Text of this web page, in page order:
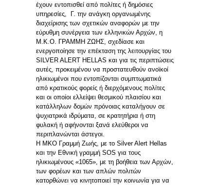
έχουν εντοπισθεί από πολίτες ή δημόσιες
υπηρεσίες, Γ. την ανάγκη οργανωμένης
διαχείρισης των σχετικών αναφορών με την
εύρυθμη συνέργεια των ελληνικών Αρχών, η
Μ.Κ.Ο. ΓΡΑΜΜΗ ΖΩΗΣ, σχεδίασε και
ενεργοποίησε την επέκταση της λειτουργίας του
SILVER ALERT HELLAS και για τις περιπτώσεις
αυτές, προκειμένου να προστατευθούν ανοϊκοί
ηλικιωμένοι που εντοπίζονται συμπτωματικά
από κρατικούς φορείς ή διερχόμενους πολίτες
και οι οποίοι ελλείψει θεσμικού πλαισίου και
κατάλληλων δομών πρόνοιας καταλήγουν σε
ψυχιατρικά ιδρύματα, σε κρατητήρια ή στη
φυλακή ή αφήνονται ξανά ελεύθεροι να
περιπλανώνται άστεγοι.
Η ΜΚΟ Γραμμή Ζωής, με το Silver Alert Hellas
και την Εθνική γραμμή SOS για τους
ηλικιωμένους «1065», με τη βοήθεια των Αρχών,
των φορέων και των απλών πολιτών
κατορθώνει να κινητοποιεί την κοινωνία για να